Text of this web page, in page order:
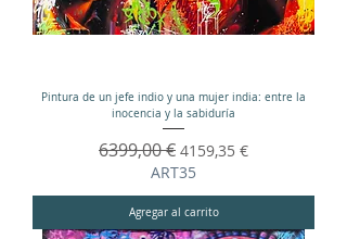
Pintura de un jefe indio y una mujer india: entre la
inocencia y la sabiduría
Precio
6399,00 € Precio de oferta
4159,35 €
ART35
Agregar al carrito